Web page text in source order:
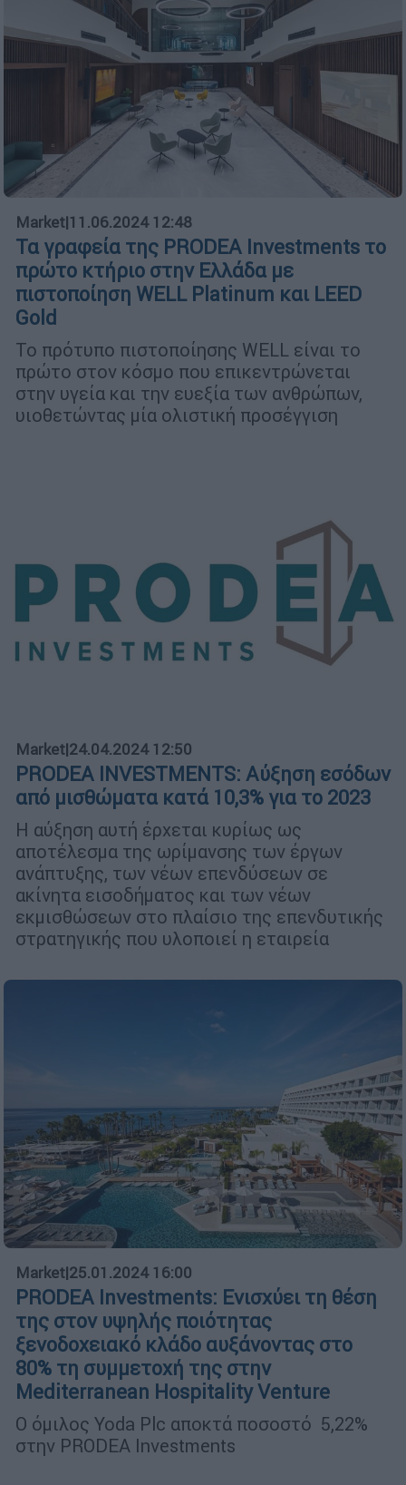
Market|11.06.2024 12:48
Τα γραφεία της PRODEA Investments το
πρώτο κτήριο στην Ελλάδα με
πιστοποίηση WELL Platinum και LEED
Gold
To πρότυπο πιστοποίησης WELL είναι το
πρώτο στον κόσμο που επικεντρώνεται
στην υγεία και την ευεξία των ανθρώπων,
υιοθετώντας μία ολιστική προσέγγιση
Market|24.04.2024 12:50
PRODEA INVESTMENTS: Αύξηση εσόδων
από μισθώματα κατά 10,3% για το 2023
Η αύξηση αυτή έρχεται κυρίως ως
αποτέλεσμα της ωρίμανσης των έργων
ανάπτυξης, των νέων επενδύσεων σε
ακίνητα εισοδήματος και των νέων
εκμισθώσεων στο πλαίσιο της επενδυτικής
στρατηγικής που υλοποιεί η εταιρεία
Market|25.01.2024 16:00
PRODEA Investments: Eνισχύει τη θέση
της στον υψηλής ποιότητας
ξενοδοχειακό κλάδο αυξάνοντας στο
80% τη συμμετοχή της στην
Mediterranean Hospitality Venture
Ο όμιλος Yoda Plc αποκτά ποσοστό 5,22%
στην PRODEA Investments